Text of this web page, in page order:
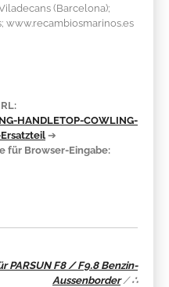
(Barcelona);
www.recambiosmarinos.es
HANDLETOP-COWLING-
➔
für Browser-Eingabe:
PARSUN F8 / F9.8 Benzin-
Aussenborder/∴